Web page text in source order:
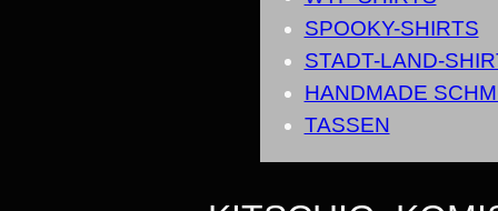
SPOOKY-SHIRTS
STADT-LAND-
HANDMADE
TASSEN